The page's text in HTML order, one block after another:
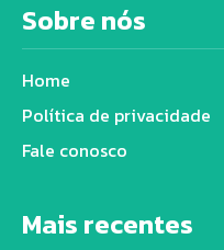
Sobre nós
Home
Política de privacidade
Fale conosco
Mais recentes